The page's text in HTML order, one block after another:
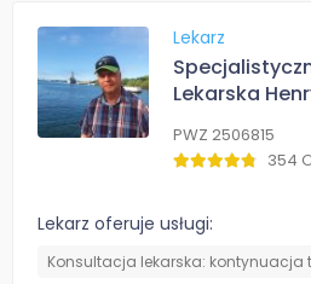
Lekarz
Lekarska
PWZ 2506815
354
Lekarz oferuje usługi:
Konsultacja lekarska: kontynuacja